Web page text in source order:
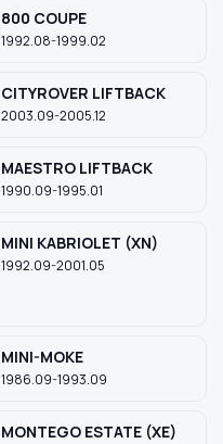
800 COUPE
1992.08-1999.02
CITYROVER LIFTBACK
2003.09-2005.12
MAESTRO LIFTBACK
1990.09-1995.01
MINI KABRIOLET (XN)
1992.09-2001.05
MINI-MOKE
1986.09-1993.09
MONTEGO ESTATE (XE)